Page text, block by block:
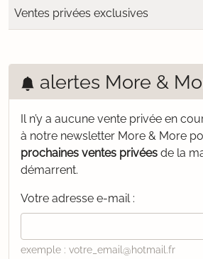
Ventes privées exclusives
alertes More &
Il n’y a aucune vente privée en
à notre newsletter More & More
prochaines ventes privées de la
démarrent.
Votre adresse e-mail :
exemple : votre_email@hotmail.fr